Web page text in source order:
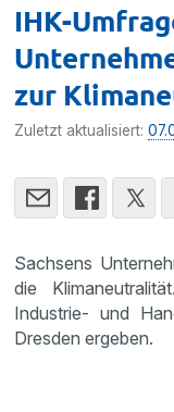
IHK-
zur
Zuletzt aktualisiert:
Sachsens
die
Industrie- und
Dresden ergeben.